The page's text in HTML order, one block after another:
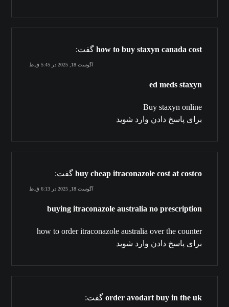
how to buy staxyn canada cost گفت:
آگوست 18, 2025 در 5:45 ق.ظ
ed meds staxyn
Buy staxyn online
برای پاسخ دادن وارد شوید
buy cheap itraconazole cost at costco گفت:
آگوست 18, 2025 در 6:13 ق.ظ
buying itraconazole australia no prescription
how to order itraconazole australia over the counter
برای پاسخ دادن وارد شوید
order avodart buy in the uk گفت: